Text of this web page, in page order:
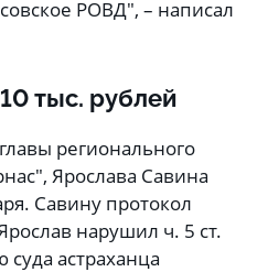
РОВД", – написал
тыс. рублей
регионального
Ярослава Савина
Савину протокол
нарушил ч. 5 ст.
астраханца